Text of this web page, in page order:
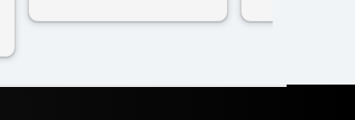
livello e di grande
L’organizzazione